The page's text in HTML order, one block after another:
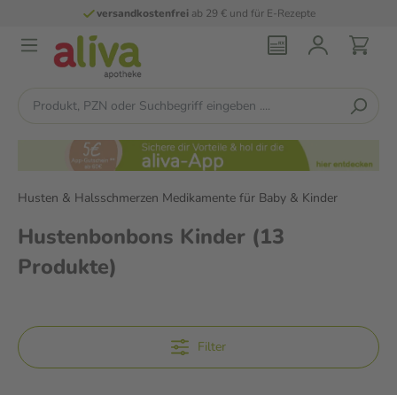
versandkostenfreiab 29 € und für E-Rezepte
Husten & Halsschmerzen Medikamente für Baby & Kinder
Hustenbonbons Kinder (13
Produkte)
Filter